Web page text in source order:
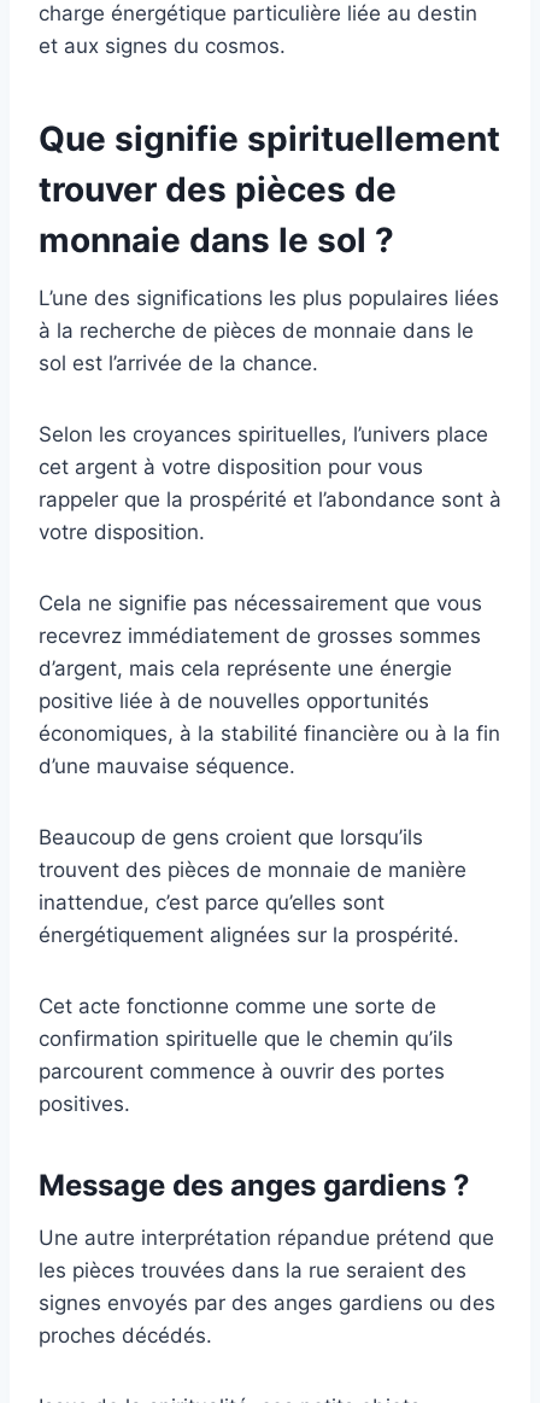
charge énergétique particulière liée au destin
et aux signes du cosmos.
Que signifie spirituellement
trouver des pièces de
monnaie dans le sol ?
L’une des significations les plus populaires liées
à la recherche de pièces de monnaie dans le
sol est l’arrivée de la chance.
Selon les croyances spirituelles, l’univers place
cet argent à votre disposition pour vous
rappeler que la prospérité et l’abondance sont à
votre disposition.
Cela ne signifie pas nécessairement que vous
recevrez immédiatement de grosses sommes
d’argent, mais cela représente une énergie
positive liée à de nouvelles opportunités
économiques, à la stabilité financière ou à la fin
d’une mauvaise séquence.
Beaucoup de gens croient que lorsqu’ils
trouvent des pièces de monnaie de manière
inattendue, c’est parce qu’elles sont
énergétiquement alignées sur la prospérité.
Cet acte fonctionne comme une sorte de
confirmation spirituelle que le chemin qu’ils
parcourent commence à ouvrir des portes
positives.
Message des anges gardiens ?
Une autre interprétation répandue prétend que
les pièces trouvées dans la rue seraient des
signes envoyés par des anges gardiens ou des
proches décédés.